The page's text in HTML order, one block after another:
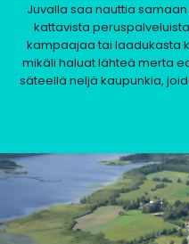
Juvalla saa nauttia
kattavista
kampaajaa tai laadukasta
mikäli haluat lähteä merta
säteellä neljä kaupunkia,